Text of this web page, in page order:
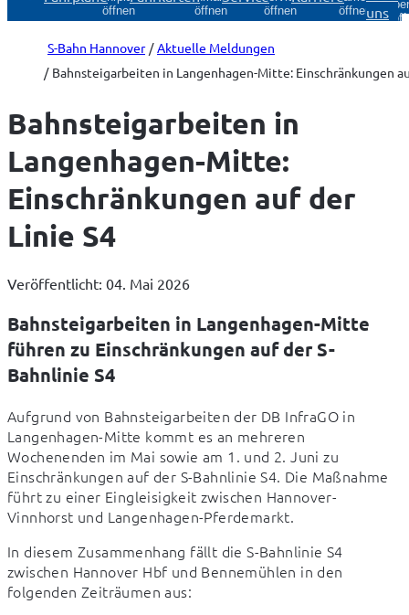
öffnen
öffnen
öffnen
öffnenuns
S-Bahn Hannover
Aktuelle Meldungen
Bahnsteigarbeiten in Langenhagen-Mitte: Einschränkungen
Bahnsteigarbeiten in
Langenhagen-Mitte:
Einschränkungen auf der
Linie S4
Veröffentlicht: 04. Mai 2026
Bahnsteigarbeiten in Langenhagen-Mitte
führen zu Einschränkungen auf der S-
Bahnlinie S4
Aufgrund von Bahnsteigarbeiten der DB InfraGO in
Langenhagen-Mitte kommt es an mehreren
Wochenenden im Mai sowie am 1. und 2. Juni zu
Einschränkungen auf der S-Bahnlinie S4. Die Maßnahme
führt zu einer Eingleisigkeit zwischen Hannover-
Vinnhorst und Langenhagen-Pferdemarkt.
In diesem Zusammenhang fällt die S-Bahnlinie S4
zwischen Hannover Hbf und Bennemühlen in den
folgenden Zeiträumen aus: